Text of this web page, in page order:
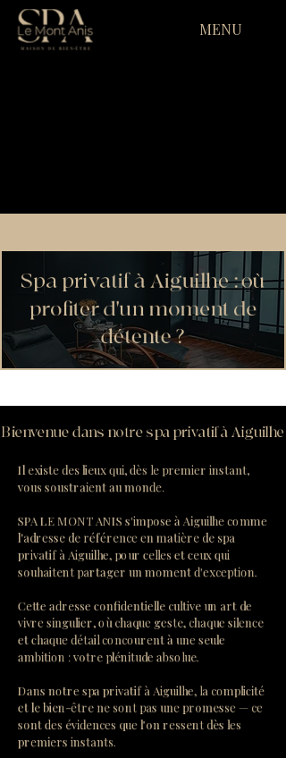
MENU
Spa privatif à Aiguilhe : où
profiter d'un moment de
détente ?
Bienvenue dans notre spa privatif à Aiguilhe
Il existe des lieux qui, dès le premier instant,
vous soustraient au monde.
SPA LE MONT ANIS s'impose à Aiguilhe comme
l'adresse de référence en matière de spa
privatif à Aiguilhe, pour celles et ceux qui
souhaitent partager un moment d'exception.
Cette adresse confidentielle cultive un art de
vivre singulier, où chaque geste, chaque silence
et chaque détail concourent à une seule
ambition : votre plénitude absolue.
Dans notre spa privatif à Aiguilhe, la complicité
et le bien-être ne sont pas une promesse — ce
sont des évidences que l'on ressent dès les
premiers instants.